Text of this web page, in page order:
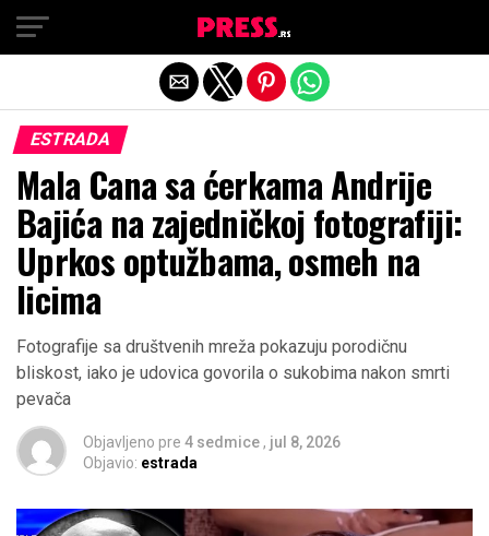
ESTRADA
Mala Cana sa ćerkama Andrije
Bajića na zajedničkoj fotografiji:
Uprkos optužbama, osmeh na
licima
Fotografije sa društvenih mreža pokazuju porodičnu
bliskost, iako je udovica govorila o sukobima nakon smrti
pevača
Objavljeno pre 4 sedmice , jul 8, 2026
Objavio: estrada
Exit mobile version